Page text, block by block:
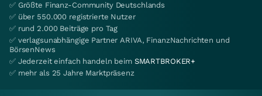
✅ Größte Finanz-Community Deutschlands
✅ über 550.000 registrierte Nutzer
✅ rund 2.000 Beiträge pro Tag
✅ verlagsunabhängige Partner ARIVA, FinanzNachrichten und
BörsenNews
✅ Jederzeit einfach handeln beim SMARTBROKER+
✅ mehr als 25 Jahre Marktpräsenz